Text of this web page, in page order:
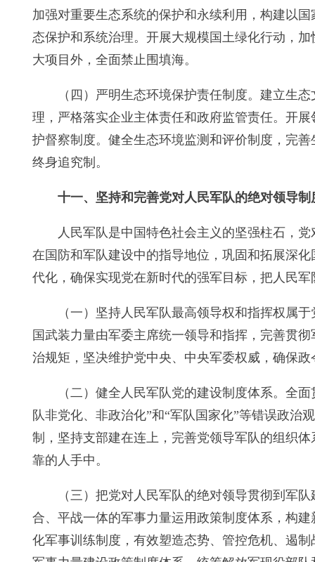
加强对重要生态系统的保护和永续利用，构建以
态保护和系统治理。开展大规模国土绿化行动，
大项目外，全面禁止围填海。
（四）严明生态环境保护责任制度。建立生
理，严格落实企业主体责任和政府监管责任。开
护督察制度。健全生态环境监测和评价制度，完
终身追究制。
十一、坚持和完善党对人民军队的绝对领导
人民军队是中国特色社会主义的坚强柱石，
在国防和军队建设中的指导地位，巩固和拓展深
代化，确保实现党在新时代的强军目标，把人民
（一）坚持人民军队最高领导权和指挥权属
国武装力量由军委主席统一领导和指挥，完善贯
治规矩，坚决维护党中央、中央军委权威，确保政
（二）健全人民军队党的建设制度体系。全
队非党化、非政治化”和“军队国家化”等错误政
制，坚持支部建在连上，完善党领导军队的组织
靠的人手中。
（三）把党对人民军队的绝对领导贯彻到军
合、平战一体的军事力量运用政策制度体系，构
化军事训练制度，有效塑造态势、管控危机、遏